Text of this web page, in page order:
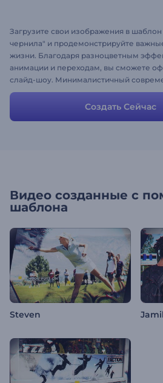
Загрузите свои изображения в
чернила" и продемонстрируйте
жизни. Благодаря разноцветным
анимации и переходам, вы сможете
слайд-шоу. Минималистичный
идеально подходит для оформления
динамичного слайд-шоу,
других специальных мероприятий.
Создать Сейчас
Видео созданные с
шаблона
Steven